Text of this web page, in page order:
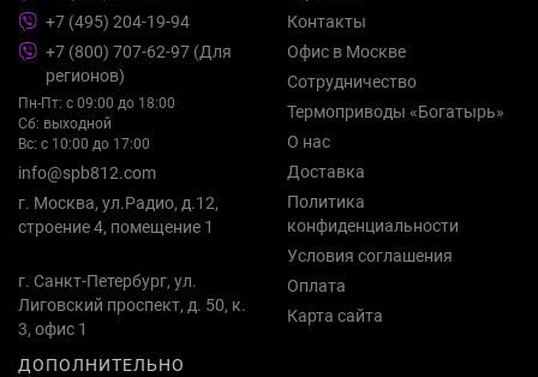
+7 (495) 204-19-94
+7 (800) 707-62-97 (Для
регионов)
Пн-Пт: с 09:00 до 18:00
Сб: выходной
Вс: с 10:00 до 17:00
info@spb812.com
г. Москва, ул.Радио, д.12,
строение 4, помещение 1
г. Санкт-Петербург, ул.
Лиговский проспект, д. 50, к.
3, офис 1
Контакты
Офис в Москве
Сотрудничество
Термоприводы «Богатырь»
О нас
Доставка
Политика
конфиденциальности
Условия соглашения
Оплата
Карта сайта
ДОПОЛНИТЕЛЬНО